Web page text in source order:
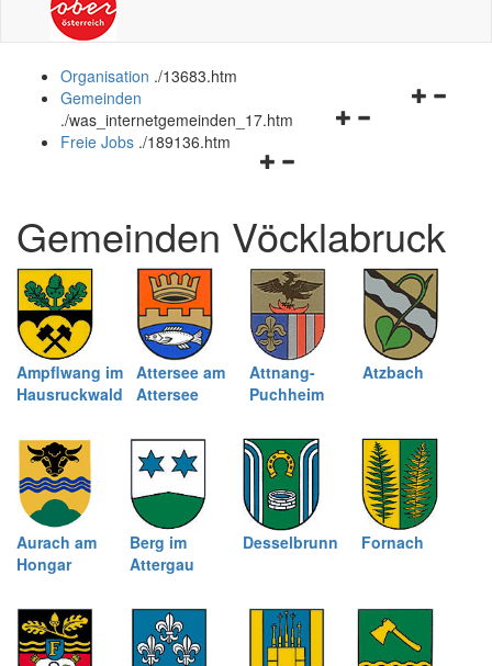
Organisation ./13683.htm
Navigationsmenü
Gemeinden
./was_internetgemeinden_17.htm
Navigationsmenü
schließen
Freie Jobs ./189136.htm
Gemeinden Vöcklabruck
Ampflwang im
Hausruckwald
Attersee am
Attersee
Attnang-
Puchheim
Atzbach
Aurach am
Hongar
Berg im
Attergau
Desselbrunn Fornach